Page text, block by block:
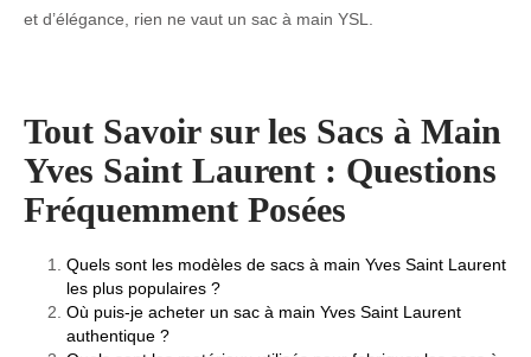
et d’élégance, rien ne vaut un sac à main YSL.
Tout Savoir sur les Sacs à Main
Yves Saint Laurent : Questions
Fréquemment Posées
Quels sont les modèles de sacs à main Yves Saint Laurent
les plus populaires ?
Où puis-je acheter un sac à main Yves Saint Laurent
authentique ?